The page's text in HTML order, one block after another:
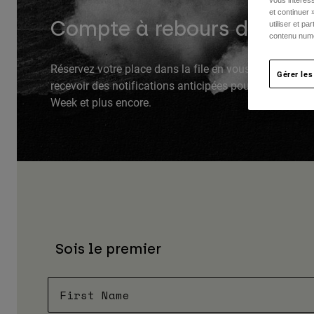
Compte à rebours des
Réservez votre place dans la file en vous inscrivant ci-
recevoir des notifications anticipées pour le Vendredi
Week et plus encore.
Sois le premier
et continuer
utiliser et
contenu
Gérer